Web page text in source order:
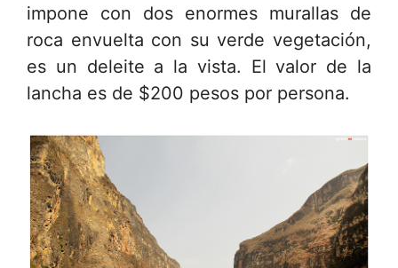
impone con dos enormes murallas de
roca envuelta con su verde vegetación,
es un deleite a la vista. El valor de la
lancha es de $200 pesos por persona.